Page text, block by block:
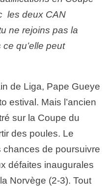
les deux CAN
ne rejoins pas la
qu’elle peut
de Liga, Pape Gueye
estival. Mais l’ancien
sur la Coupe du
des poules. Le
de poursuivre
défaites inaugurales
Norvège (2-3). Tout